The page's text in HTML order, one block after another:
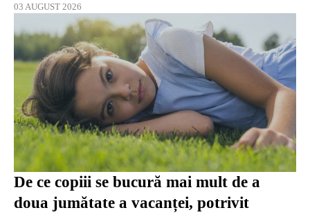
03 AUGUST 2026
De ce copiii se bucură mai mult de a
doua jumătate a vacanței, potrivit